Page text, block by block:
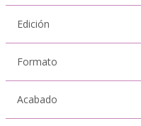
Edición
Formato
Acabado